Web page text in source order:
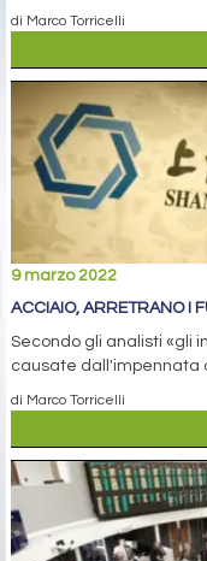
di Marco Torricelli
9 marzo 2022
ACCIAIO, ARRETRANO I
Secondo gli analisti «gli
causate dall'impennata
di Marco Torricelli